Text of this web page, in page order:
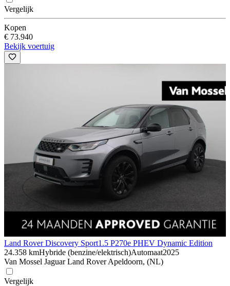
Vergelijk
Kopen
€ 73.940
Bekijk voertuig
Land Rover Discovery Sport1.5 P270e PHEV Dynamic Edition
24.358 kmHybride (benzine/elektrisch)Automaat2025
Van Mossel Jaguar Land Rover Apeldoorn, (NL)
Vergelijk